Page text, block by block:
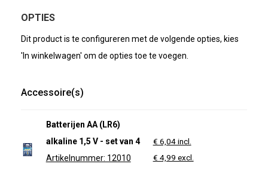
OPTIES
Dit product is te configureren met de volgende opties, kies
'In winkelwagen' om de opties toe te voegen.
Accessoire(s)
Batterijen AA (LR6)
alkaline 1,5 V - set van 4
Artikelnummer: 12010
€ 6,04 incl.
€ 4,99 excl.